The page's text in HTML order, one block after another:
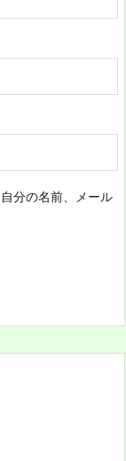
分の名前、メール